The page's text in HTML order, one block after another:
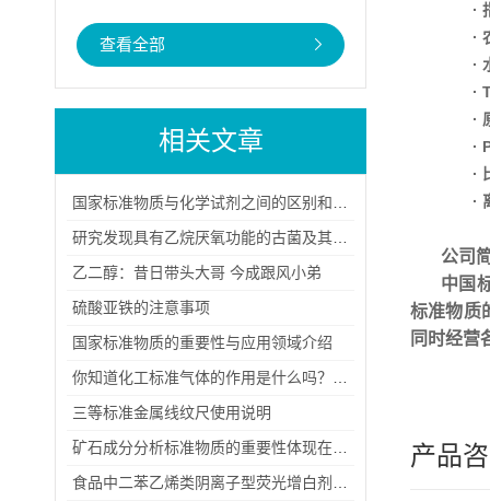
查看全部
相关文章
乙二醇：昔日带头大哥 今成跟风小弟
硫酸亚铁的注意事项
国家标准物质的重要性与应用领域介绍
三等标准金属线纹尺使用说明
·
·
·
·
·
·
·
·
公司
中国
标准物质
同时经营
产品